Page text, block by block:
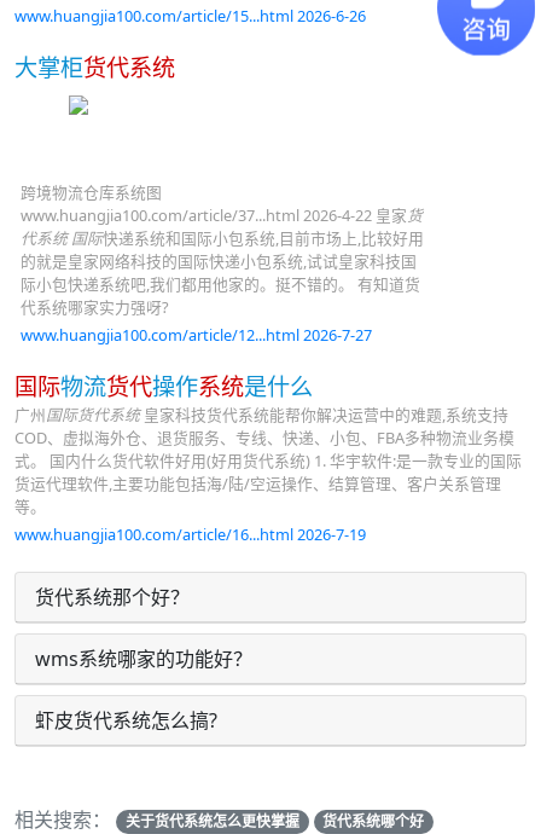
www.huangjia100.com/article/15...html 2026-6-26
大掌柜货代系统
跨境物流仓库系统图
www.huangjia100.com/article/37...html 2026-4-22 皇家 货
代系统 国际快递系统和国际小包系统,目前市场上,比较好用
的就是皇家网络科技的国际快递小包系统,试试皇家科技国
际小包快递系统吧,我们都用他家的。挺不错的。 有知道货
代系统哪家实力强呀?
www.huangjia100.com/article/12...html 2026-7-27
国际物流货代操作系统是什么
广州国际货代系统皇家科技货代系统能帮你解决运营中的难题,系统支持
COD、虚拟海外仓、退货服务、专线、快递、小包、FBA多种物流业务模
式。 国内什么货代软件好用(好用货代系统) 1. 华宇软件:是一款专业的国际
货运代理软件,主要功能包括海/陆/空运操作、结算管理、客户关系管理
等。
www.huangjia100.com/article/16...html 2026-7-19
货代系统那个好？
wms系统哪家的功能好？
虾皮货代系统怎么搞?
相关搜索： 关于货代系统怎么更快掌握
货代系统哪个好